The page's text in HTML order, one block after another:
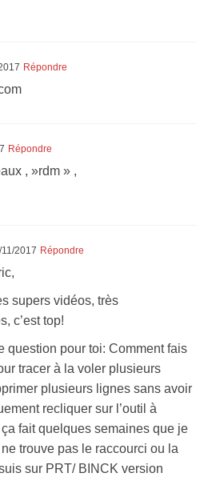
Répondre
Répondre
, »rdm » ,
11/2017 Répondre
supers vidéos, très
c’est top!
question pour toi: Comment fais
tracer à la voler plusieurs
plusieurs lignes sans avoir
recliquer sur l’outil à
fait quelques semaines que je
trouve pas le raccourci ou la
sur PRT/ BINCK version